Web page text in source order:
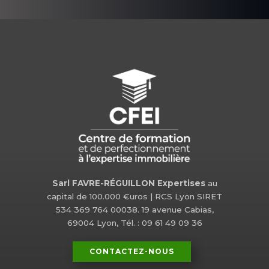
Sarl FAVRE-RÉGUILLON Expertisesau
capital de 100.000 €uros | RCS Lyon SIRET
534 369 764 00038. 19 avenue Cabias,
69004 Lyon, Tél. : 09 61 49 09 36
CONTACTEZ-NOUS